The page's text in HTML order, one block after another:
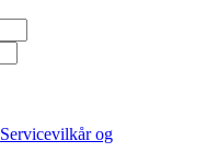
Servicevilkår og